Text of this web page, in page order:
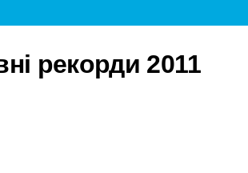
рекорди 2011